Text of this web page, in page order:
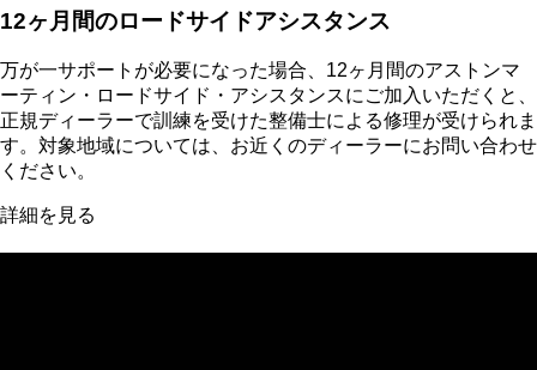
12ヶ月間のロードサイドアシスタンス
万が一サポートが必要になった場合、12ヶ月間のアストンマ
ーティン・ロードサイド・アシスタンスにご加入いただくと、
正規ディーラーで訓練を受けた整備士による修理が受けられま
す。対象地域については、お近くのディーラーにお問い合わせ
ください。
詳細を見る